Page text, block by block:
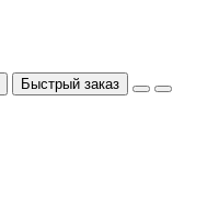
Быстрый заказ